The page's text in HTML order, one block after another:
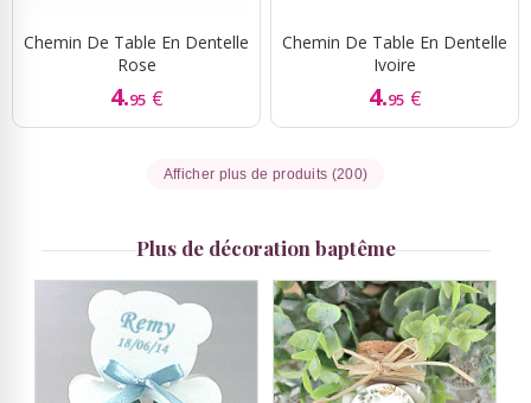
Chemin De Table En Dentelle
Rose
4.95 €
Chemin De Table En Dentelle
Ivoire
4.95 €
Afficher plus de produits (200)
Plus de décoration baptême